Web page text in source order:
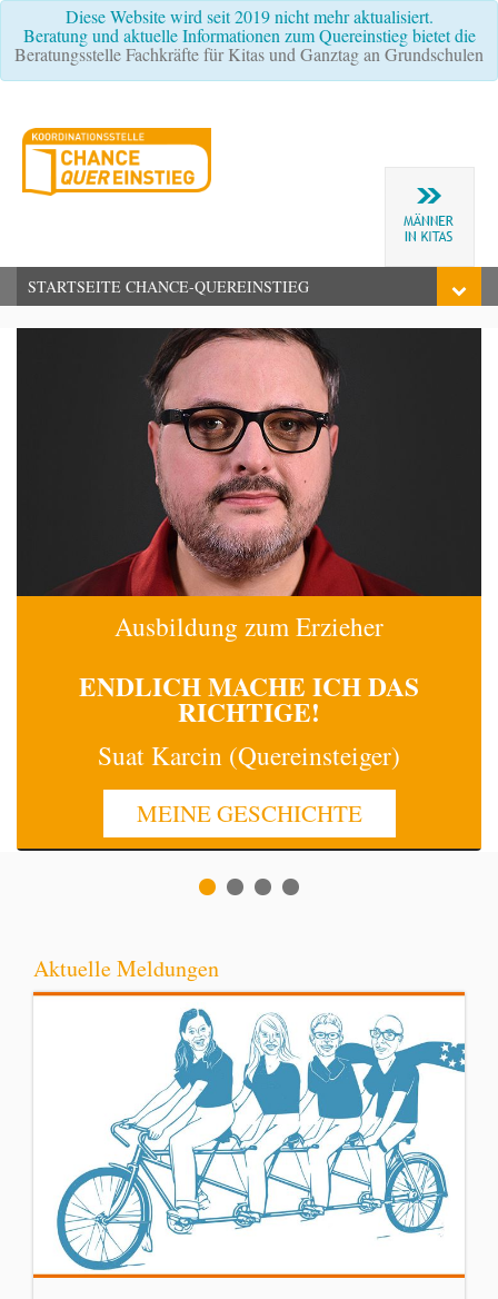
Diese Website wird seit 2019 nicht mehr aktualisiert.
Beratung und aktuelle Informationen zum Quereinstieg bietet die
Beratungsstelle Fachkräfte für Kitas und Ganztag an Grundschulen
STARTSEITE CHANCE-QUEREINSTIEG
Ausbildung zum Erzieher
ENDLICH MACHE ICHDAS
RICHTIGE!
Suat Karcin (Quereinsteiger)
MEINE GESCHICHTE
Aktuelle Meldungen